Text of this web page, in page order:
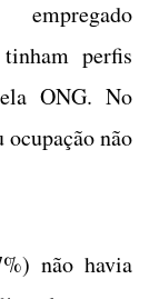
perfis
ONG. No
não
não havia